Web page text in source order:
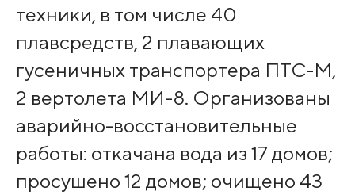
те­хники, в том числе 40
плавсредств, 2 пла­вающих
гусеничных тр­анспортера ПТС-М,
2 вертолета МИ-8. Орга­низованы
аварийно-восстановительные
рабо­ты: откачана вода из 17 домов;
просушено 12 домов; очищено 43